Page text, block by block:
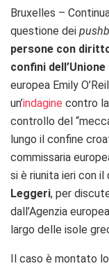
Bruxelles –
questione dei
persone con
confini dell’Unione
europea Emily
un’indagine contro
controllo del
lungo il confine
commissaria
si è riunita ieri con
Leggeri, per
dall’Agenzia
largo delle isole
Il caso è montato